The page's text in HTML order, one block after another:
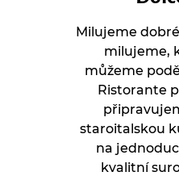
Milujeme
milujeme,
můžeme
Ristorante
staroitalskou
na
kvalitní